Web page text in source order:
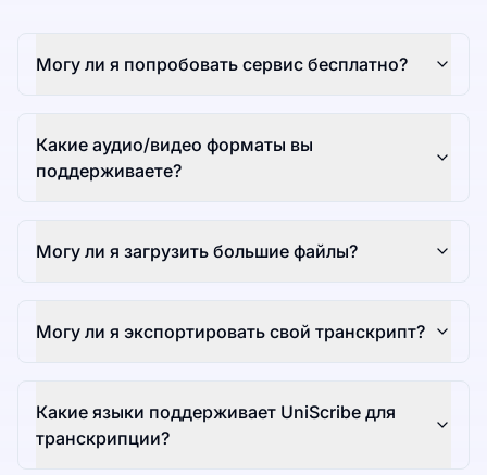
Могу ли я попробовать сервис бесплатно?
Какие аудио/видео форматы вы
поддерживаете?
Могу ли я загрузить большие файлы?
Могу ли я экспортировать свой транскрипт?
Какие языки поддерживает UniScribe для
транскрипции?